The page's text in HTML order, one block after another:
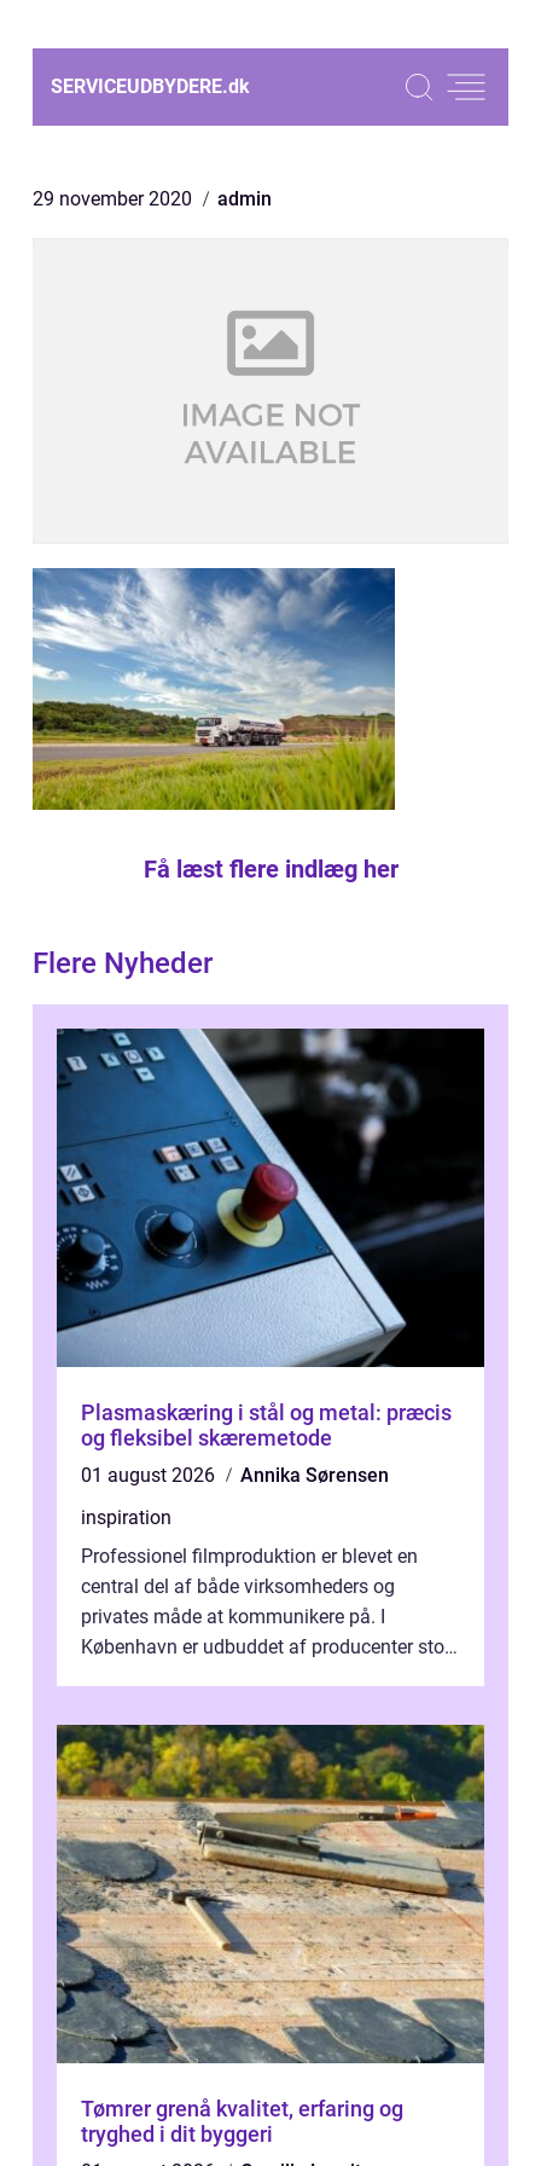
SERVICEUDBYDERE.dk
29 november 2020 admin
Få læst flere indlæg her
Flere Nyheder
Plasmaskæring i stål og metal: præcis
og fleksibel skæremetode
01 august 2026
Annika Sørensen
inspiration
Professionel filmproduktion er blevet en
central del af både virksomheders og
privates måde at kommunikere på. I
København er udbuddet af producenter stort,
Tømrer grenå kvalitet, erfaring og
tryghed i dit byggeri